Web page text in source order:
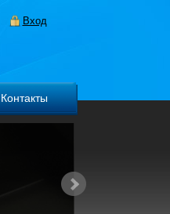
Вход
Контакты